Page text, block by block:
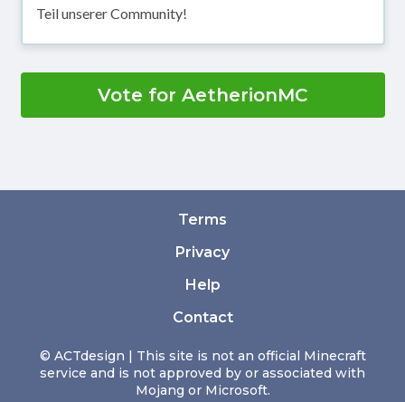
Teil unserer Community!
Vote for AetherionMC
© ACTdesign | This site is not an official Minecraft
service and is not approved by or associated with
Mojang or Microsoft.
Terms
Privacy
Help
Contact